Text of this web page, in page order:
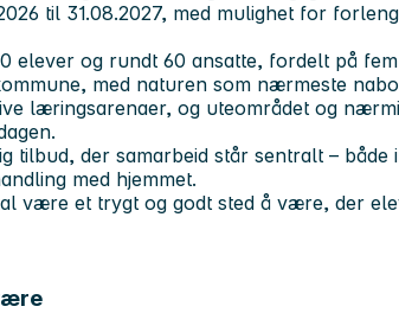
til 31.08.2027, med mulighet for
elever og rundt 60 ansatte, fordelt på
med naturen som nærmeste
læringsarenaer, og uteområdet og
tilbud, der samarbeid står sentralt – både
med hjemmet.
være et trygt og godt sted å være, der